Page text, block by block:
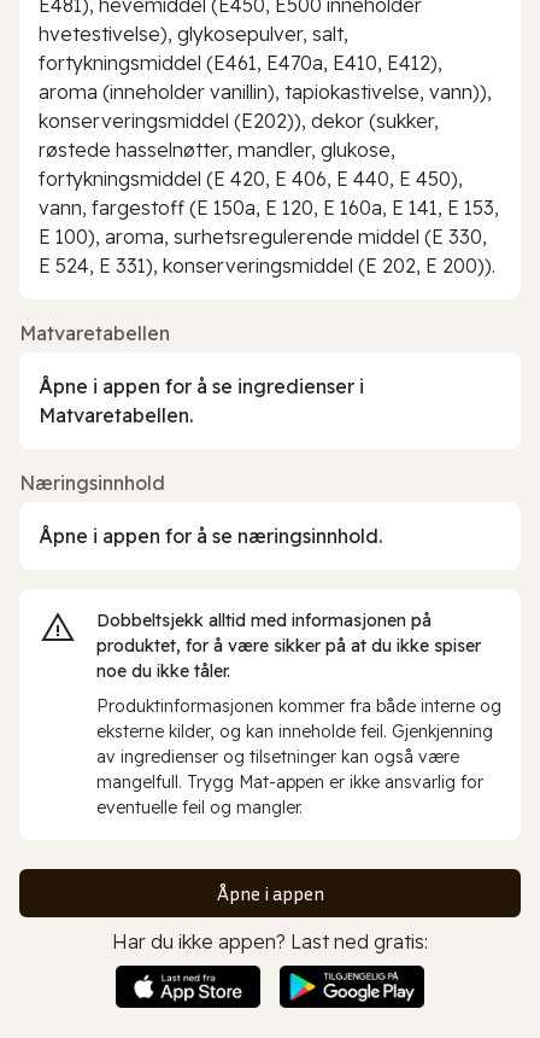
hvetestivelse), glykosepulver, salt,
fortykningsmiddel (E461, E470a, E410, E412),
aroma (inneholder vanillin), tapiokastivelse, vann)),
konserveringsmiddel (E202)), dekor (sukker,
røstede hasselnøtter, mandler, glukose,
fortykningsmiddel (E 420, E 406, E 440, E 450),
vann, fargestoff (E 150a, E 120, E 160a, E 141, E 153,
E 100), aroma, surhetsregulerende middel (E 330,
E 524, E 331), konserveringsmiddel (E 202, E 200)).
Matvaretabellen
Åpne i appen for å se ingredienser i
Matvaretabellen.
Næringsinnhold
Åpne i appen for å se næringsinnhold.
Dobbeltsjekk alltid med informasjonen på
produktet, for å være sikker på at du ikke spiser
noe du ikke tåler.
Produktinformasjonen kommer fra både interne og
eksterne kilder, og kan inneholde feil. Gjenkjenning
av ingredienser og tilsetninger kan også være
mangelfull. Trygg Mat-appen er ikke ansvarlig for
eventuelle feil og mangler.
Åpne i appen
Har du ikke appen? Last ned gratis: